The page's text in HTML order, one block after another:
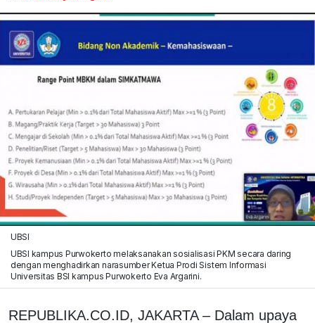
UBSI
UBSI kampus Purwokerto melaksanakan sosialisasi PKM secara daring
dengan menghadirkan narasumber Ketua Prodi Sistem Informasi
Universitas BSI kampus Purwokerto Eva Argarini.
REPUBLIKA.CO.ID, JAKARTA – Dalam upaya